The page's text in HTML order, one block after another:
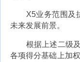
X5业务范围及抗
未来发展前景。
根据上述二级及
各项得分基础上加